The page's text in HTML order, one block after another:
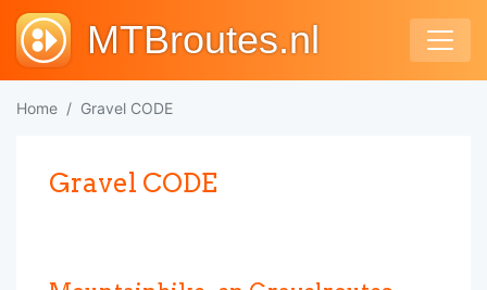
MTBroutes.nl
Home Gravel CODE
Gravel CODE